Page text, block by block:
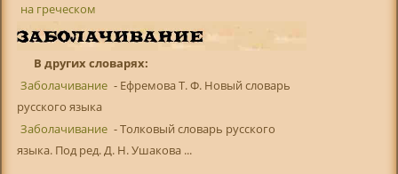
на греческом
В других словарях:
Заболачивание - Ефремова Т. Ф. Новый словарь
русского языка
Заболачивание - Толковый словарь русского
языка. Под ред. Д. Н. Ушакова ...